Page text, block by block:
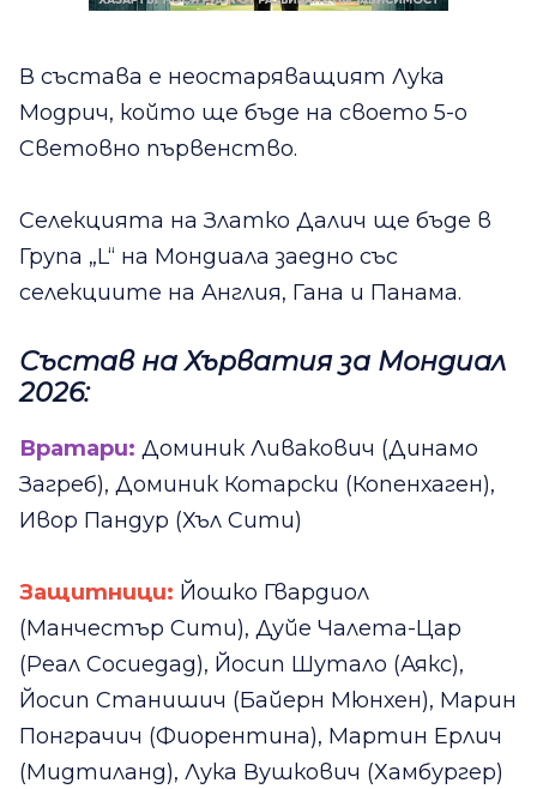
В състава е неостаряващият Лука
Модрич, който ще бъде на своето 5-о
Световно първенство.
Селекцията на Златко Далич ще бъде в
Група „L“ на Мондиала заедно със
селекциите на Англия, Гана и Панама.
Състав на Хърватия за Мондиал
2026:
Вратари: Доминик Ливакович (Динамо
Загреб), Доминик Котарски (Копенхаген),
Ивор Пандур (Хъл Сити)
Защитници: Йошко Гвардиол
(Манчестър Сити), Дуйе Чалета-Цар
(Реал Сосиедад), Йосип Шутало (Аякс),
Йосип Станишич (Байерн Мюнхен), Марин
Понграчич (Фиорентина), Мартин Ерлич
(Мидтиланд), Лука Вушкович (Хамбургер)